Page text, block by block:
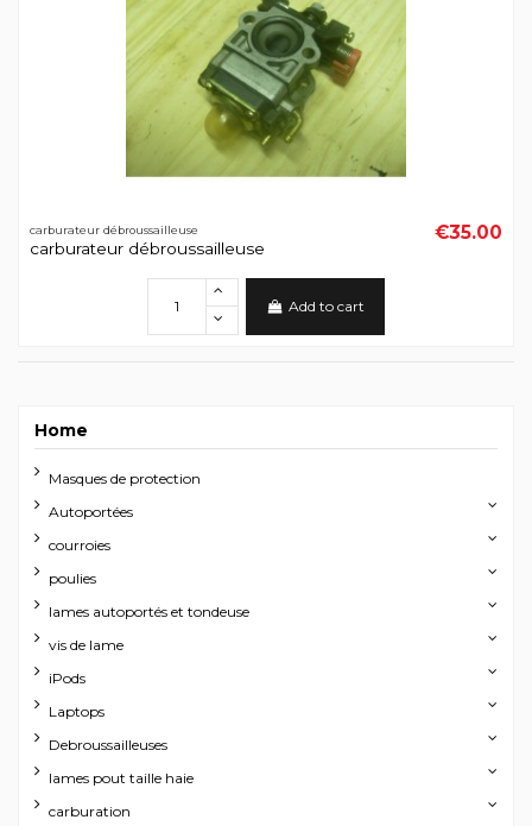
carburateur débroussailleuse
carburateur débroussailleuse
€35.00
Add to cart
Home
Masques de protection
Autoportées
courroies
poulies
lames autoportés et tondeuse
vis de lame
iPods
Laptops
Debroussailleuses
lames pout taille haie
carburation